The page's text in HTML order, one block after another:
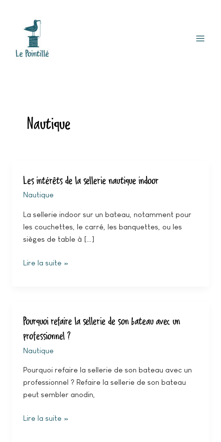
contenu
Nautique
Les intérêts de la sellerie nautique indoor
Nautique
La sellerie indoor sur un bateau, notamment pour
les couchettes, le carré, les banquettes, ou les
sièges de table à […]
Les
intérêts
la
sellerie
nautique
Lire la suite »
Pourquoi refaire la sellerie de son bateau avec un
professionnel ?
Nautique
Pourquoi refaire la sellerie de son bateau avec un
professionnel ? Refaire la sellerie de son bateau
peut sembler anodin,
Pourquoi
refaire
la
sellerie
de
son
bateau
un
Lire la suite »